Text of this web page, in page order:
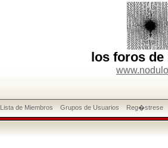
los foros de
Lista de Miembros Grupos de Usuarios Reg�strese